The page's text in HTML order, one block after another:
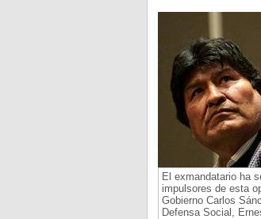
El exmandatario ha
impulsores de esta
Gobierno Carlos
Defensa Social,